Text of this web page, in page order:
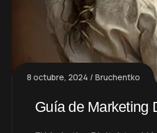
8 octubre, 2024 Bruchentko
Guía de Marketing